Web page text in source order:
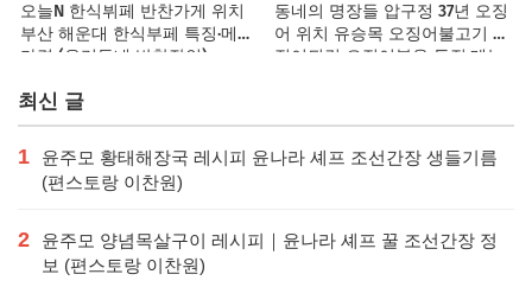
오늘N 한식뷔페 반찬가게 위치
부산 해운대 한식부페 특징·메뉴·
가격 (우리동네 반찬장인)
동네의 명장들 압구정 37년 오징
어 위치 유승목 오징어불고기 오
징어튀김 오징어볶음 특징·메뉴·
최신 글
1
윤주모 황태해장국 레시피 윤나라 셰프 조선간장 생들기름
(편스토랑 이찬원)
2
윤주모 양념목살구이 레시피｜윤나라 셰프 꿀 조선간장 정
보 (편스토랑 이찬원)